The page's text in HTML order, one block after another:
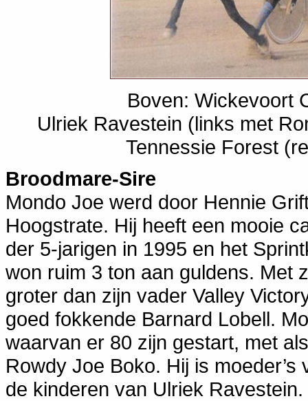
Boven: Wickevoort
Ulriek Ravestein (links met
Tennessie Forest
Broodmare-Sire
Mondo Joe werd door Hennie
Hoogstrate. Hij heeft een mooie
der 5-jarigen in 1995 en het
won ruim 3 ton aan guldens. Met
groter dan zijn vader Valley
goed fokkende Barnard Lobell.
waarvan er 80 zijn gestart, met
Rowdy Joe Boko. Hij is
de kinderen van Ulriek Ravestein.